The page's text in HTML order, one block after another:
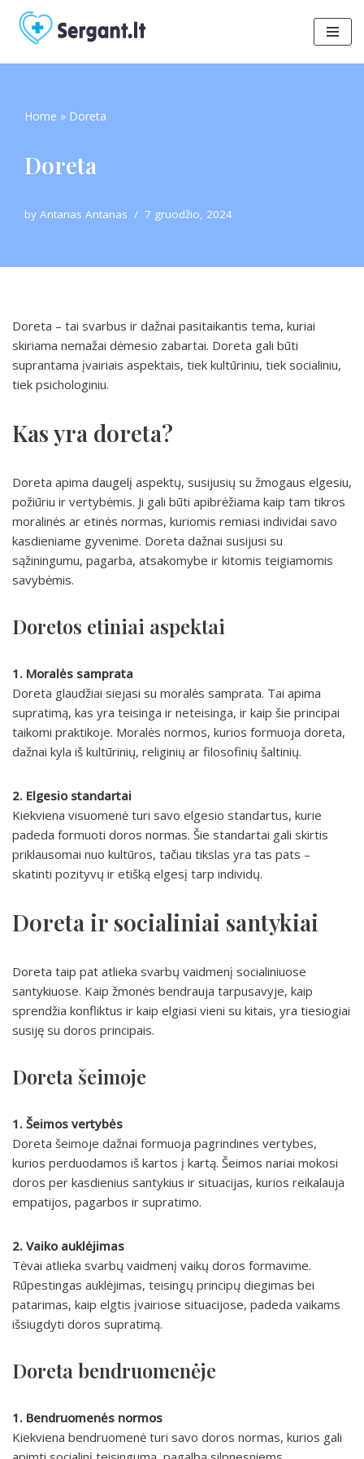
Skip
to
Home » Doreta
Doreta
by Antanas Antanas 7 gruodžio, 2024
Doreta – tai svarbus ir dažnai pasitaikantis tema, kuriai
skiriama nemažai dėmesio zabartai. Doreta gali būti
suprantama įvairiais aspektais, tiek kultūriniu, tiek socialiniu,
tiek psichologiniu.
Kas yra doreta?
Doreta apima daugelį aspektų, susijusių su žmogaus elgesiu,
požiūriu ir vertybėmis. Ji gali būti apibrėžiama kaip tam tikros
moralinės ar etinės normas, kuriomis remiasi individai savo
kasdieniame gyvenime. Doreta dažnai susijusi su
sąžiningumu, pagarba, atsakomybe ir kitomis teigiamomis
savybėmis.
Doretos etiniai aspektai
1. Moralės samprata
Doreta glaudžiai siejasi su moralės samprata. Tai apima
supratimą, kas yra teisinga ir neteisinga, ir kaip šie principai
taikomi praktikoje. Moralės normos, kurios formuoja doreta,
dažnai kyla iš kultūrinių, religinių ar filosofinių šaltinių.
2. Elgesio standartai
Kiekviena visuomenė turi savo elgesio standartus, kurie
padeda formuoti doros normas. Šie standartai gali skirtis
priklausomai nuo kultūros, tačiau tikslas yra tas pats –
skatinti pozityvų ir etišką elgesį tarp individų.
Doreta ir socialiniai santykiai
Doreta taip pat atlieka svarbų vaidmenį socialiniuose
santykiuose. Kaip žmonės bendrauja tarpusavyje, kaip
sprendžia konfliktus ir kaip elgiasi vieni su kitais, yra tiesiogiai
susiję su doros principais.
Doreta šeimoje
1. Šeimos vertybės
Doreta šeimoje dažnai formuoja pagrindines vertybes,
kurios perduodamos iš kartos į kartą. Šeimos nariai mokosi
doros per kasdienius santykius ir situacijas, kurios reikalauja
empatijos, pagarbos ir supratimo.
2. Vaiko auklėjimas
Tėvai atlieka svarbų vaidmenį vaikų doros formavime.
Rūpestingas auklėjimas, teisingų principų diegimas bei
patarimas, kaip elgtis įvairiose situacijose, padeda vaikams
išsiugdyti doros supratimą.
Doreta bendruomenėje
1. Bendruomenės normos
Kiekviena bendruomenė turi savo doros normas, kurios gali